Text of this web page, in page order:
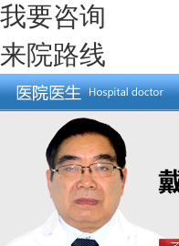
我要咨询
来院路线